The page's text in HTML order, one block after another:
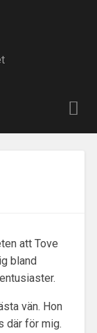
att Tove
bland
vän. Hon
där för mig.